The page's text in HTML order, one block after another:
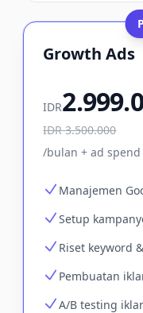
Growth Ads
IDR
IDR3.500.000
/bulan + ad spend
Manajemen
Setup
Riset keyword
Pembuatan
A/B testing